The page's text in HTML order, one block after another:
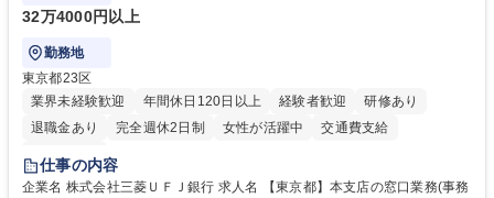
32万4000円以上
勤務地
東京都23区
業界未経験歓迎
年間休日120日以上 経験者歓迎
研修あり
退職金あり
完全週休2日制 女性が活躍中
交通費支給
土日祝休み
仕事の内容
企業名 株式会社三菱ＵＦＪ銀行 求人名 【東京都】本支店の窓口業務(事務